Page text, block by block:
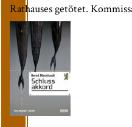
Rathauses getötet.